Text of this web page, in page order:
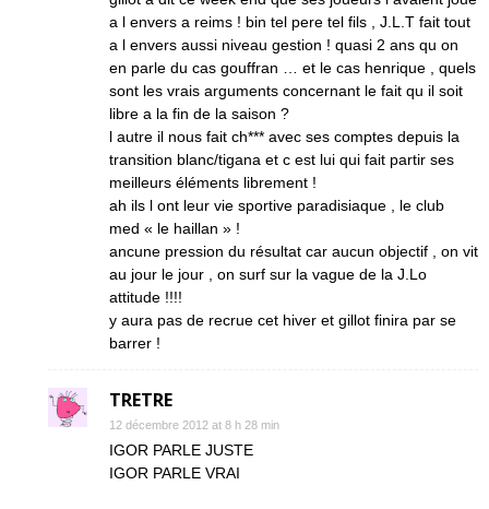
a l envers a reims ! bin tel pere tel fils , J.L.T fait tout
a l envers aussi niveau gestion ! quasi 2 ans qu on
en parle du cas gouffran … et le cas henrique , quels
sont les vrais arguments concernant le fait qu il soit
libre a la fin de la saison ?
l autre il nous fait ch*** avec ses comptes depuis la
transition blanc/tigana et c est lui qui fait partir ses
meilleurs éléments librement !
ah ils l ont leur vie sportive paradisiaque , le club
med « le haillan » !
ancune pression du résultat car aucun objectif , on vit
au jour le jour , on surf sur la vague de la J.Lo
attitude !!!!
y aura pas de recrue cet hiver et gillot finira par se
barrer !
TRETRE
12 décembre 2012 at 8 h 28 min
IGOR PARLE JUSTE
IGOR PARLE VRAI